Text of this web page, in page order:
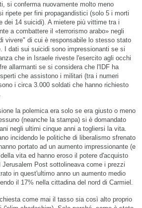
si conferma nuovamente molto meno
ripete per fini propagandistici (solo 5 i morti
dei 14 suicidi). A mietere più vittime tra i
a combattere il «terrorismo arabo» negli
vivere" di cui è responsabile lo stesso stato
I dati sui suicidi sono impressionanti se si
che in Israele riveste l'esercito agli occhi
allarmanti se si considera che l'IDF ha
che assistono i militari (tra i numeri
i circa 3.000 soldati che hanno richiesto
la polemica era solo se era giusto o meno
(neanche la stampa) si è domandato
negli ultimi cinque anni a togliersi la vita.
incidendo le politiche di liberalismo sfrenato
portato ad un aumento impressionante (e
vita ed hanno eroso il potere d'acquisto
Post sottolineava come i prezzi
in quest'ultimo anno un aumento medio
il 17% nella cittadina del nord di Carmiel.
come mai il tasso sia così alto proprio